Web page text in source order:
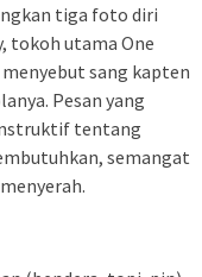
tiga foto diri
tokoh utama One
menyebut sang kapten
Pesan yang
tentang
semangat